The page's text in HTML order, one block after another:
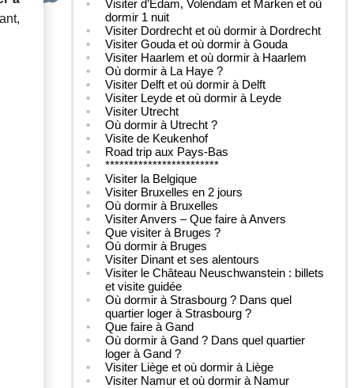
Visiter d’Edam, Volendam et Marken et où
dormir 1 nuit
Visiter Dordrecht et où dormir à Dordrecht
Visiter Gouda et où dormir à Gouda
Visiter Haarlem et où dormir à Haarlem
Où dormir à La Haye ?
Visiter Delft et où dormir à Delft
Visiter Leyde et où dormir à Leyde
Visiter Utrecht
Où dormir à Utrecht ?
Visite de Keukenhof
Road trip aux Pays-Bas
************************
Visiter la Belgique
Visiter Bruxelles en 2 jours
Où dormir à Bruxelles
Visiter Anvers – Que faire à Anvers
Que visiter à Bruges ?
Où dormir à Bruges
Visiter Dinant et ses alentours
Visiter le Château Neuschwanstein : billets
et visite guidée
Où dormir à Strasbourg ? Dans quel
quartier loger à Strasbourg ?
Que faire à Gand
Où dormir à Gand ? Dans quel quartier
loger à Gand ?
Visiter Liège et où dormir à Liège
Visiter Namur et où dormir à Namur